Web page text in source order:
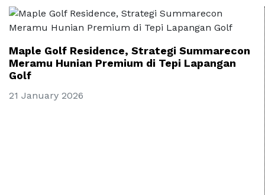
Maple Golf Residence, Strategi Summarecon
Meramu Hunian Premium di Tepi Lapangan
Golf
21 January 2026